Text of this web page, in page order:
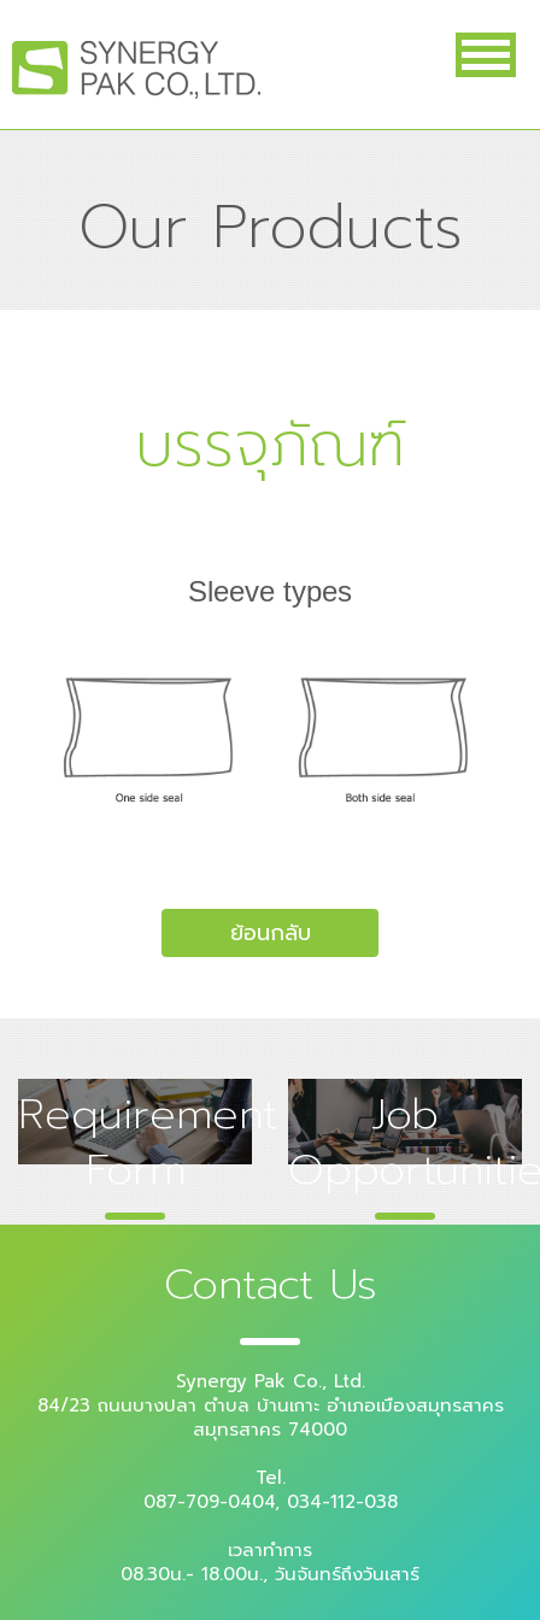
Our Products
บรรจุภัณฑ์
Sleeve types
ย้อนกลับ
Requirement
Form
Job
Contact Us
Synergy Pak Co., Ltd.
84/23 ถนนบางปลา ตำบล บ้านเกาะ อำเภอเมืองสมุทรสาคร
สมุทรสาคร 74000
Tel.
087-709-0404, 034-112-038
เวลาทำการ
08.30น.- 18.00น., วันจันทร์ถึงวันเสาร์